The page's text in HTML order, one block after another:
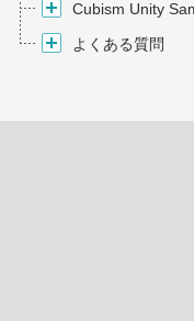
Cubism Unity
よくある質問